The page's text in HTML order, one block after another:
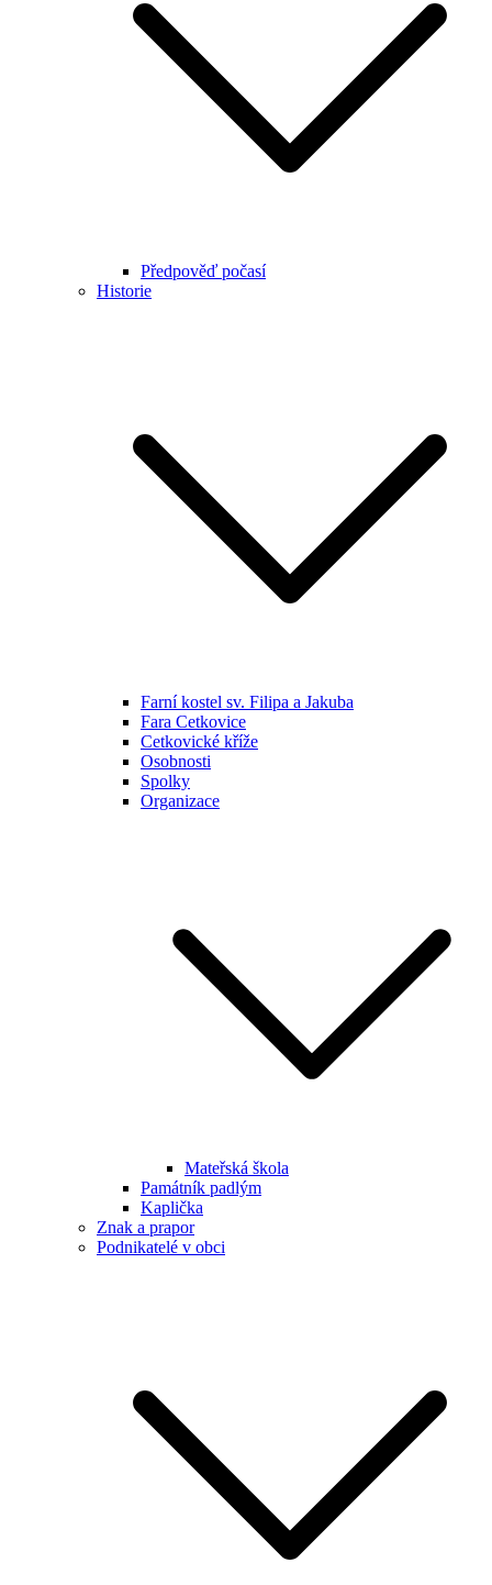
Předpověď počasí
Historie
Farní kostel sv. Filipa a Jakuba
Fara Cetkovice
Cetkovické kříže
Osobnosti
Spolky
Organizace
Mateřská škola
Památník padlým
Kaplička
Znak a prapor
Podnikatelé v obci